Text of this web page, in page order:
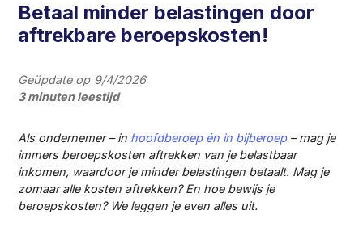
Betaal minder belastingen door
aftrekbare beroepskosten!
Geüpdate op 9/4/2026
3 minuten leestijd
Als ondernemer – in hoofdberoep én in bijberoep– mag je
immers beroepskosten aftrekken van je belastbaar
inkomen, waardoor je minder belastingen betaalt. Mag je
zomaar alle kosten aftrekken? En hoe bewijs je
beroepskosten? We leggen je even alles uit.